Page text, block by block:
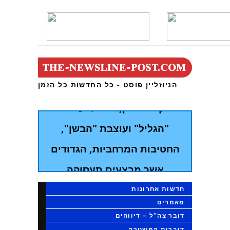
הניוזליין פוסט - כל החדשות כל הזמן
הצפון אשר החל אתמול
בתרגיל, אשר התקיים בהובלת
"הגליל" ועוצבת "הבשן",
החטיבות המרחביות, הגדודים
אשר מבצעים תעסוקה
לוחמים סדירים נוספים
חדשות אחרונות
מאמרים
דובר צה”ל – דיווחים